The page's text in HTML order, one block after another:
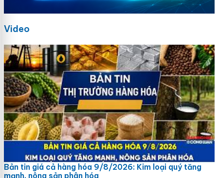
Video
Bản tin giá cả hàng hóa 9/8/2026: Kim loại quý tăng
mạnh, nông sản phân hóa